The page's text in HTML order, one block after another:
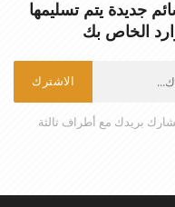
جديدة يتم تسليمها
الخاص بك
الاشترك
بريدك مع أطراف ثالثة